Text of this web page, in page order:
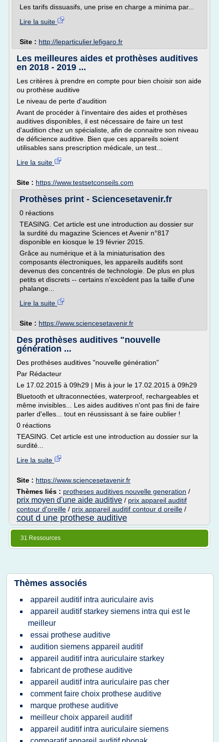
Les tarifs dissuasifs, une prise en charge a minima par...
Lire la suite
Site : http://leparticulier.lefigaro.fr
Les meilleures aides et prothèses auditives
en 2018 - 2019 ...
Les critères à prendre en compte pour bien choisir son aide
ou prothèse auditive
Le niveau de perte d'audition
Avant de procéder à l'inventaire des aides et prothèses
auditives disponibles, il est nécessaire de faire un test
d'audition chez un spécialiste, afin de connaitre son niveau
de déficience auditive. Bien que ces appareils soient
utilisables sans prescription médicale, un test...
Lire la suite
Site : https://www.testsetconseils.com
Prothèses print - Sciencesetavenir.fr
0 réactions
TEASING. Cet article est une introduction au dossier sur
la surdité du magazine Sciences et Avenir n°817
disponible en kiosque le 19 février 2015.
Grâce au numérique et à la miniaturisation des
composants électroniques, les appareils auditifs sont
devenus des concentrés de technologie. De plus en plus
petits et discrets -- certains n'excèdent pas la taille d'une
phalange...
Lire la suite
Site : https://www.sciencesetavenir.fr
Des prothèses auditives "nouvelle
génération ...
Des prothèses auditives "nouvelle génération"
Par Rédacteur
Le 17.02.2015 à 09h29 | Mis à jour le 17.02.2015 à 09h29
Bluetooth et ultraconnectées, waterproof, rechargeables et
même invisibles... Les aides auditives n'ont pas fini de faire
parler d'elles... tout en réussissant à se faire oublier !
0 réactions
TEASING. Cet article est une introduction au dossier sur la
surdité...
Lire la suite
Site : https://www.sciencesetavenir.fr
Thèmes liés : protheses auditives nouvelle generation /
prix moyen d'une aide auditive / prix appareil auditif
contour d'oreille / prix appareil auditif contour d oreille /
cout d une prothese auditive
31 Ressources
Thèmes associés
appareil auditif intra auriculaire avis
appareil auditif starkey siemens intra qui est le
meilleur
essai prothese auditive
audition siemens appareil auditif
appareil auditif intra auriculaire starkey
fabricant de prothese auditive
appareil auditif intra auriculaire pas cher
comment faire choix prothese auditive
marque prothese auditive
meilleur choix appareil auditif
appareil auditif intra auriculaire siemens